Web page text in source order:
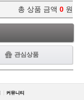
총 상품 금액 0 원
관심상품
커뮤니티